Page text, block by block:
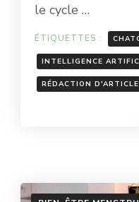
le cycle …
ÉTIQUETTES :
INTELLIGENCE
RÉDACTION
Lire la